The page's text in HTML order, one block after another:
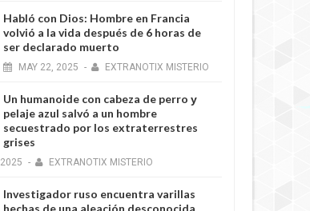
Habló con Dios: Hombre en Francia
volvió a la vida después de 6 horas de
ser declarado muerto
MAY 22, 2025 - EXTRANOTIX MISTERIO
Un humanoide con cabeza de perro у
pelaje azul salvó a un hombre
secuestrado por los extraterrestres
grises
2025 - EXTRANOTIX MISTERIO
Investigador ruso encuentra varillas
hechas de una aleación desconocida